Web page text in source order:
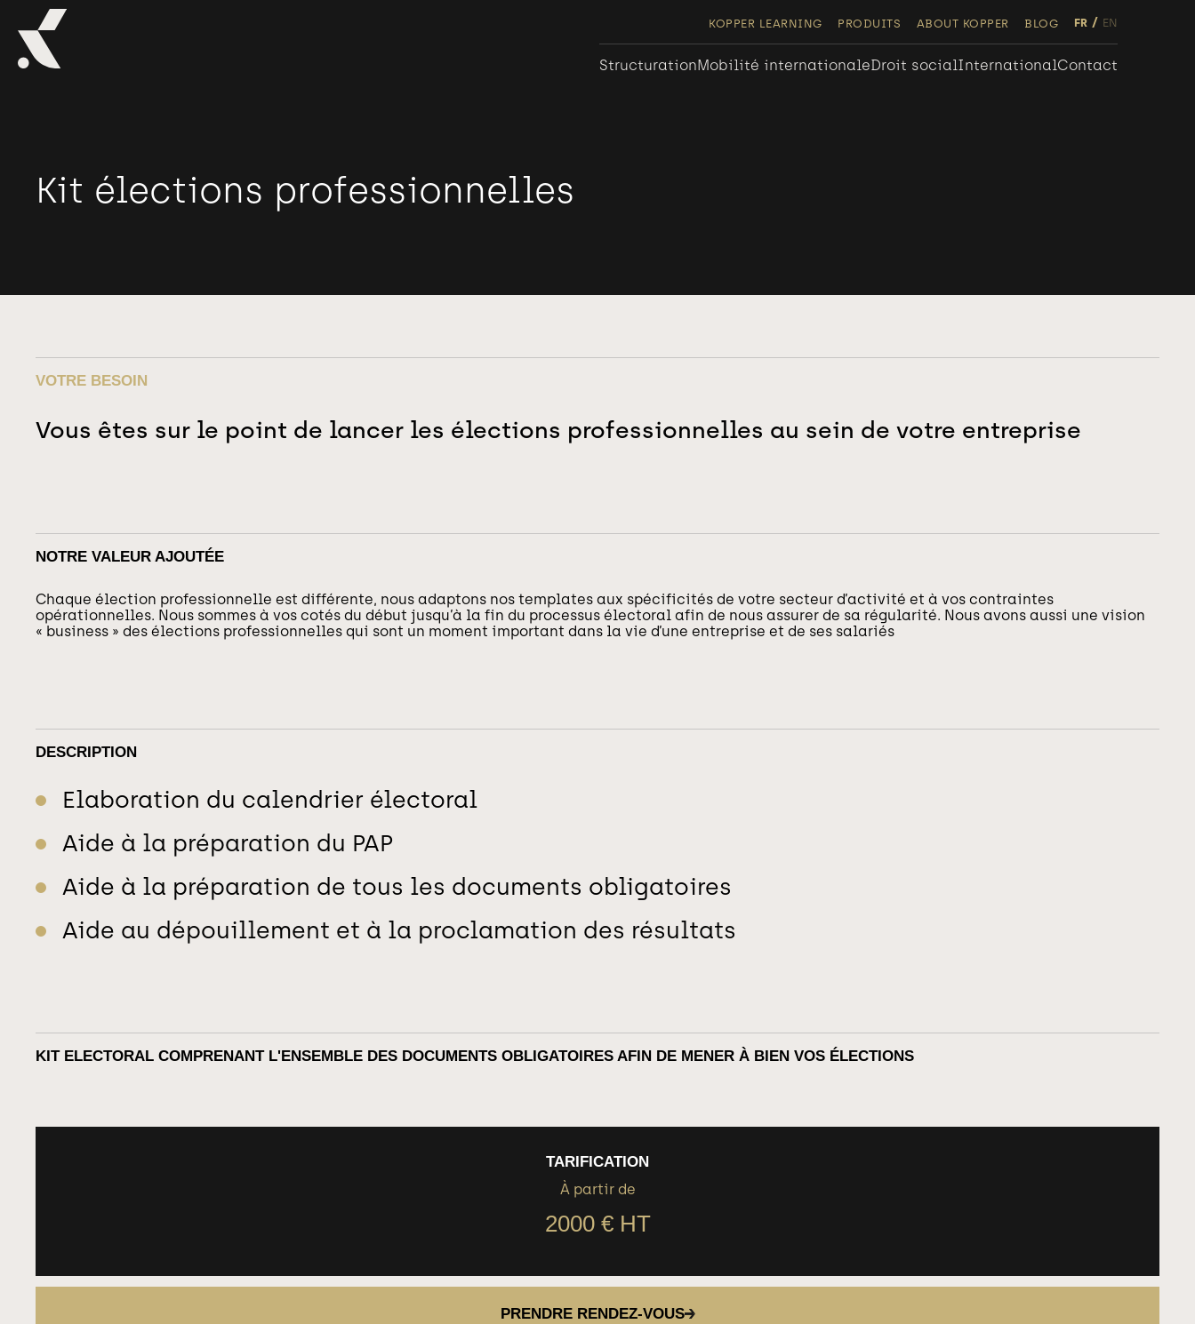
StructurationMobilité internationaleDroit socialInternationalContact
KOPPER LEARNING PRODUITS ABOUT KOPPER BLOG FR EN
Kit élections professionnelles
TARIFICATION
À partir de
2000 € HT
PRENDRE RENDEZ-VOUS
VOTRE BESOIN
Vous êtes sur le point de lancer les élections professionnelles au sein de votre entreprise
NOTRE VALEUR AJOUTÉE
Chaque élection professionnelle est différente, nous adaptons nos templates aux spécificités de votre secteur d’activité et à vos contraintes
opérationnelles. Nous sommes à vos cotés du début jusqu’à la fin du processus électoral afin de nous assurer de sa régularité. Nous avons aussi une vision
« business » des élections professionnelles qui sont un moment important dans la vie d’une entreprise et de ses salariés
DESCRIPTION
Elaboration du calendrier électoral
Aide à la préparation du PAP
Aide à la préparation de tous les documents obligatoires
Aide au dépouillement et à la proclamation des résultats
KIT ELECTORAL COMPRENANT L'ENSEMBLE DES DOCUMENTS OBLIGATOIRES AFIN DE MENER À BIEN VOS ÉLECTIONS